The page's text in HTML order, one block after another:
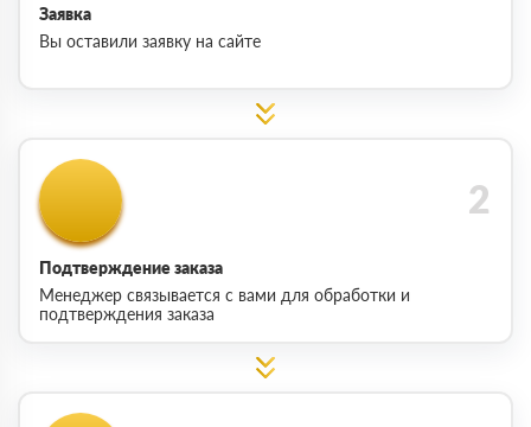
Заявка
Вы оставили заявку на сайте
Подтверждение заказа
Менеджер связывается с вами для обработки и
подтверждения заказа